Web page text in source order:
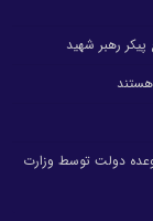
رهبر شهید
دولت توسط وزارت